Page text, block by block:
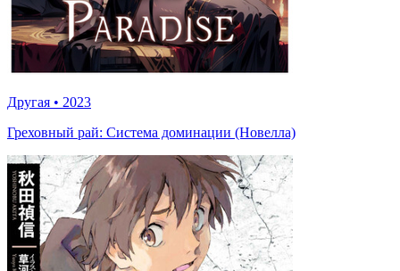
Другая • 2023
Греховный рай: Система доминации (Новелла)